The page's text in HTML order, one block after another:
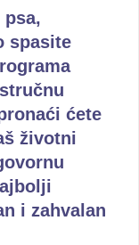
psa,
spasite
ćete
životni
i zahvalan